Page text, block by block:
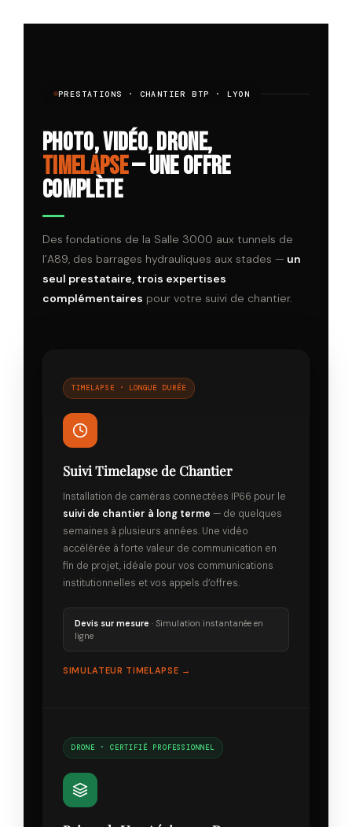
PRESTATIONS · CHANTIER BTP · LYON
Photo, vidéo, drone,
timelapse— une offre
complète
Des fondations de la Salle 3000 aux tunnels de
l’A89, des barrages hydrauliques aux stades — un
seul prestataire, trois expertises
complémentaires pour votre suivi de chantier.
TIMELAPSE · LONGUE DURÉE
Suivi Timelapse de Chantier
Installation de caméras connectées IP66 pour le
suivi de chantier à long terme — de quelques
semaines à plusieurs années. Une vidéo
accélérée à forte valeur de communication en
fin de projet, idéale pour vos communications
institutionnelles et vos appels d’offres.
Devis sur mesure · Simulation instantanée en
ligne
SIMULATEUR TIMELAPSE →
DRONE · CERTIFIÉ PROFESSIONNEL